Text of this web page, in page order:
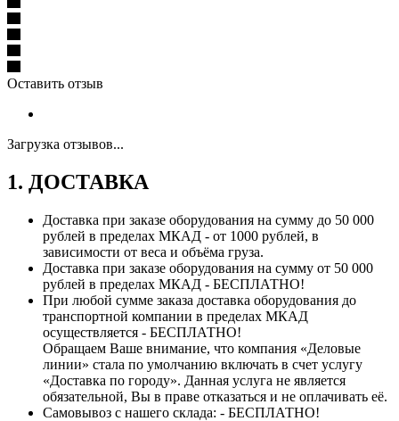
Оставить отзыв
Загрузка отзывов...
1. ДОСТАВКА
Доставка при заказе оборудования на сумму до 50 000
рублей в пределах МКАД - от 1000 рублей, в
зависимости от веса и объёма груза.
Доставка при заказе оборудования на сумму от 50 000
рублей в пределах МКАД - БЕСПЛАТНО!
При любой сумме заказа доставка оборудования до
транспортной компании в пределах МКАД
осуществляется - БЕСПЛАТНО!
Обращаем Ваше внимание, что компания «Деловые
линии» стала по умолчанию включать в счет услугу
«Доставка по городу». Данная услуга не является
обязательной, Вы в праве отказаться и не оплачивать её.
Самовывоз с нашего склада: - БЕСПЛАТНО!